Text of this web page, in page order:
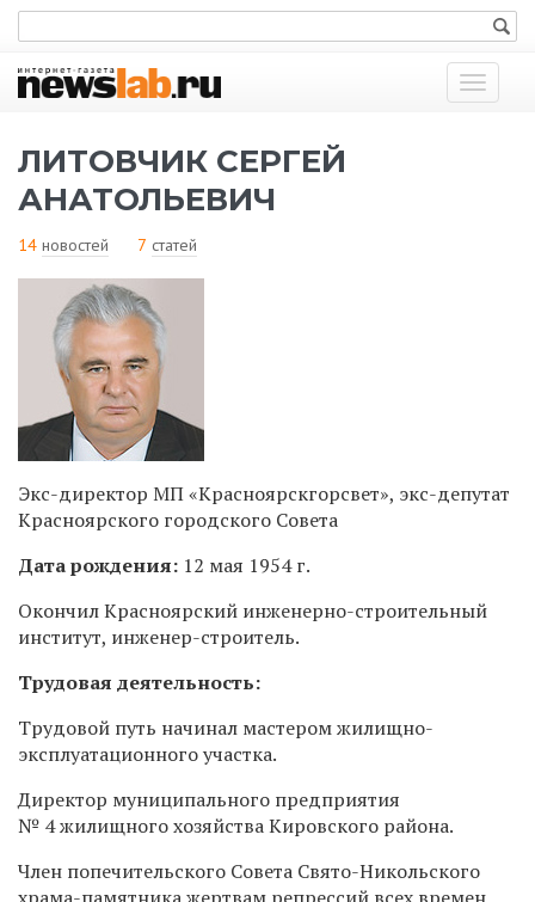
Показать
меню
ЛИТОВЧИК СЕРГЕЙ
АНАТОЛЬЕВИЧ
14 новостей 7 статей
Экс-директор МП «Красноярскгорсвет», экс-депутат
Красноярского городского Совета
Дата рождения: 12 мая 1954 г.
Окончил Красноярский инженерно-строительный
институт, инженер-строитель.
Трудовая деятельность:
Трудовой путь начинал мастером жилищно-
эксплуатационного участка.
Директор муниципального предприятия
№ 4 жилищного хозяйства Кировского района.
Член попечительского Совета Свято-Никольского
храма-памятника жертвам репрессий всех времен